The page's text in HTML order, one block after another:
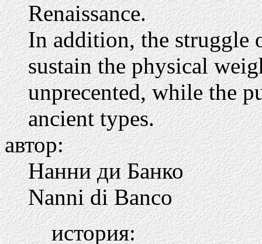
Renaissance.
In addition, the struggle
sustain the physical
unprecented, while the
ancient types.
автор:
Нанни ди Банко
Nanni di Banco
история: